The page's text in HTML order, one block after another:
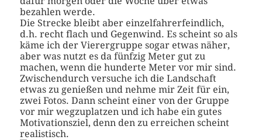
bezahlen werde.
Die Strecke bleibt aber einzelfahrerfeindlich,
d.h. recht flach und Gegenwind. Es scheint so als
käme ich der Vierergruppe sogar etwas näher,
aber was nutzt es da fünfzig Meter gut zu
machen, wenn die hunderte Meter vor mir sind.
Zwischendurch versuche ich die Landschaft
etwas zu genießen und nehme mir Zeit für ein,
zwei Fotos. Dann scheint einer von der Gruppe
vor mir wegzuplatzen und ich habe ein gutes
Motivationsziel, denn den zu erreichen scheint
realistisch.